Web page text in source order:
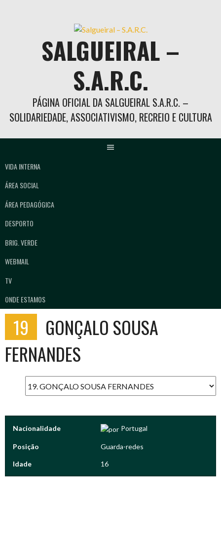
SALGUEIRAL –
S.A.R.C.
PÁGINA OFICIAL DA SALGUEIRAL S.A.R.C. –
SOLIDARIEDADE, ASSOCIATIVISMO, RECREIO E CULTURA
VIDA INTERNA
ÁREA SOCIAL
ÁREA PEDAGÓGICA
DESPORTO
BRIG. VERDE
WEBMAIL
TV
ONDE ESTAMOS
19
GONÇALO SOUSA
FERNANDES
Nacionalidade Portugal
Posição Guarda-redes
Idade 16